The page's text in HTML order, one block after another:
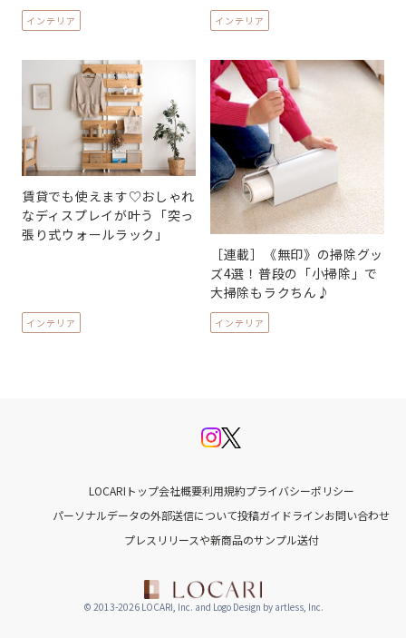
インテリア インテリア
賃貸でも使えます♡おしゃれ
なディスプレイが叶う「突っ
張り式ウォールラック」
インテリア
［連載］《無印》の掃除グッ
ズ4選！普段の「小掃除」で
大掃除もラクちん♪
インテリア
LOCARIトップ会社概要利用規約プライバシーポリシー
パーソナルデータの外部送信について投稿ガイドラインお問い合わせ
プレスリリースや新商品のサンプル送付
© 2013-2026 LOCARI, Inc. and Logo Design by artless, Inc.